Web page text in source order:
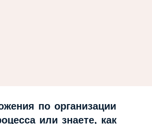
по организации
или знаете, как